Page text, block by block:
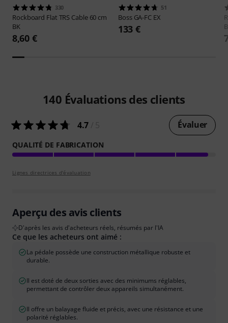
330
Rockboard Flat TRS Cable 60 cm
BK
8,60 €
51
Boss GA-FC EX
133 €
140 Évaluations des clients
4.7 Évaluer
QUALITÉ DE FABRICATION
Lignes directrices d'évaluation
Aperçu des avis clients
D'après les avis d'acheteurs réels, résumés par l'IA
Ce que les acheteurs ont aimé :
La pédale possède une construction métallique robuste et
durable.
Il est doté de deux sorties avec des minimums réglables,
permettant de contrôler deux appareils simultanément.
Il offre un balayage fluide et précis, avec une résistance et une
polarité réglables.